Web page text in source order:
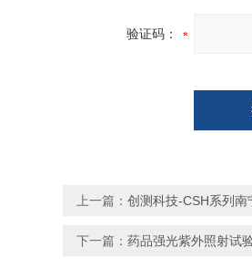
验证码：
上一篇： 创测科技-CSH系列南
下一篇： 药品强光紫外照射试